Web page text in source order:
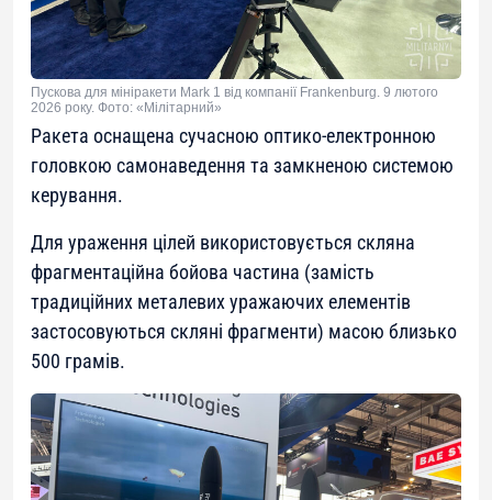
Пускова для мініракети Mark 1 від компанії Frankenburg. 9 лютого
2026 року. Фото: «Мілітарний»
Ракета оснащена сучасною оптико-електронною
головкою самонаведення та замкненою системою
керування.
Для ураження цілей використовується скляна
фрагментаційна бойова частина (замість
традиційних металевих уражаючих елементів
застосовуються скляні фрагменти) масою близько
500 грамів.